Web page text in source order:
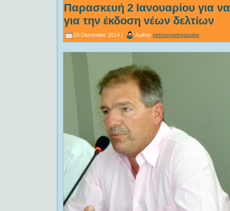
Παρασκευή 2 Ιανουαρίου για
για την έκδοση νέων δελτίων
23 December 2014 | Author petrosvpetropoulos